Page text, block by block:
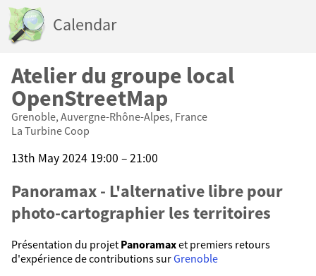
Calendar
Atelier du groupe local
OpenStreetMap
Grenoble, Auvergne-Rhône-Alpes, France
La Turbine Coop
13th May 2024 19:00 – 21:00
Panoramax - L'alternative libre pour
photo-cartographier les territoires
Présentation du projet Panoramaxet premiers retours
d'expérience de contributions surGrenoble